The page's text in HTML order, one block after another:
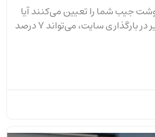
جیب شما را تعیین می‌کنند آیا
می‌دانید تنها یک ثانیه تاخیر در بارگذاری سایت، می‌تواند ۷ درصد